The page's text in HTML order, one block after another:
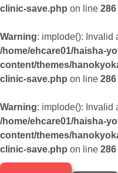
clinic-save.php on line 286
Warning: implode(): Invalid
/home/ehcare01/haisha-
content/themes/
clinic-save.php on line 286
Warning: implode(): Invalid
/home/ehcare01/haisha-
content/themes/
clinic-save.php on line 286